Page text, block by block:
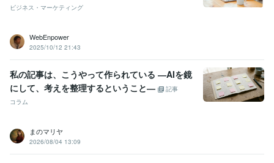
ビジネス・マーケティング
WebEnpower
2025/10/12 21:43
私の記事は、こうやって作られている ―AIを鏡
にして、考えを整理するということ―
記事
コラム
まのマリヤ
2026/08/04 13:09